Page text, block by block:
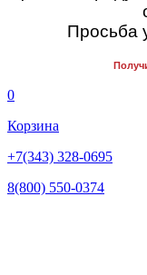
Просьба
0
Корзина
+7(343) 328-0695
8(800) 550-0374